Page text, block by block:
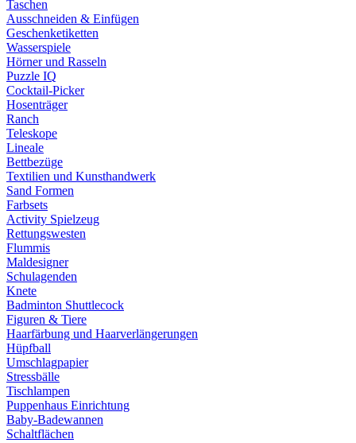
Taschen
Ausschneiden & Einfügen
Geschenketiketten
Wasserspiele
Hörner und Rasseln
Puzzle IQ
Cocktail-Picker
Hosenträger
Ranch
Teleskope
Lineale
Bettbezüge
Textilien und Kunsthandwerk
Sand Formen
Farbsets
Activity Spielzeug
Rettungswesten
Flummis
Maldesigner
Schulagenden
Knete
Badminton Shuttlecock
Figuren & Tiere
Haarfärbung und Haarverlängerungen
Hüpfball
Umschlagpapier
Stressbälle
Tischlampen
Puppenhaus Einrichtung
Baby-Badewannen
Schaltflächen